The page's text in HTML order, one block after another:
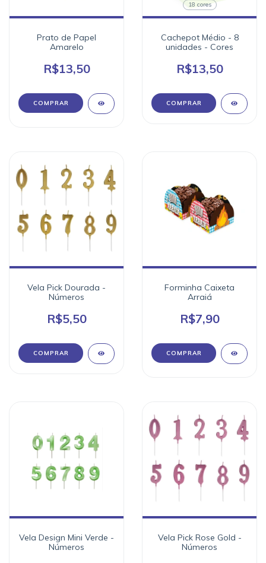
Prato de Papel
Amarelo
R$13,50
18 cores
Cachepot Médio - 8
unidades - Cores
R$13,50
COMPRAR
Vela Pick Dourada -
Números
R$5,50
COMPRAR
Forminha Caixeta
Arraiá
R$7,90
Vela Design Mini Verde -
Números
Vela Pick Rose Gold -
Números